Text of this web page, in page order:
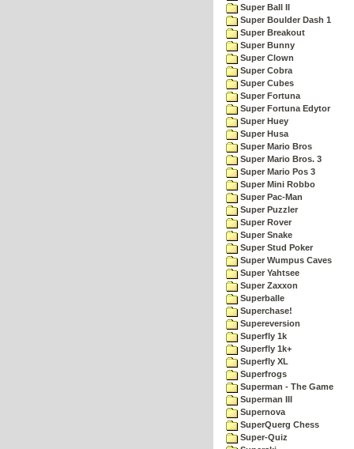
Super Ball II
Super Boulder Dash 1
Super Breakout
Super Bunny
Super Clown
Super Cobra
Super Cubes
Super Fortuna
Super Fortuna Edytor
Super Huey
Super Husa
Super Mario Bros
Super Mario Bros. 3
Super Mario Pos 3
Super Mini Robbo
Super Pac-Man
Super Puzzler
Super Rover
Super Snake
Super Stud Poker
Super Wumpus Caves
Super Yahtsee
Super Zaxxon
Superballe
Superchase!
Supereversion
Superfly 1k
Superfly 1k+
Superfly XL
Superfrogs
Superman - The Game
Superman III
Supernova
SuperQuerg Chess
Super-Quiz